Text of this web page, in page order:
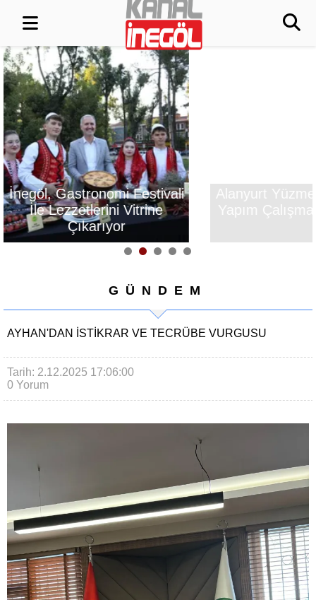
İnegöl, Gastronomi Festivali
İle Lezzetlerini Vitrine
Çıkarıyor
Alanyurt
Yapım
GÜNDEM
AYHAN'DAN ISTIKRAR VE TECRÜBE VURGUSU
Tarih: 2.12.2025 17:06:00
0 Yorum